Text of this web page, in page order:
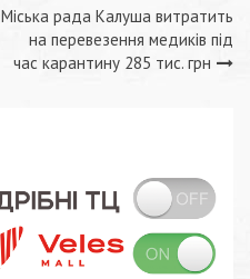
Міська рада Калуша витратить
на перевезення медиків під
час карантину 285 тис. грн